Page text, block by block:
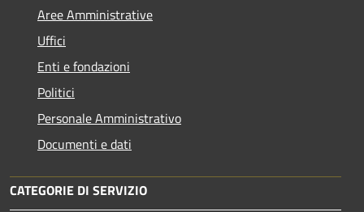
Aree Amministrative
Uffici
Enti e fondazioni
Politici
Personale Amministrativo
Documenti e dati
CATEGORIE DI SERVIZIO